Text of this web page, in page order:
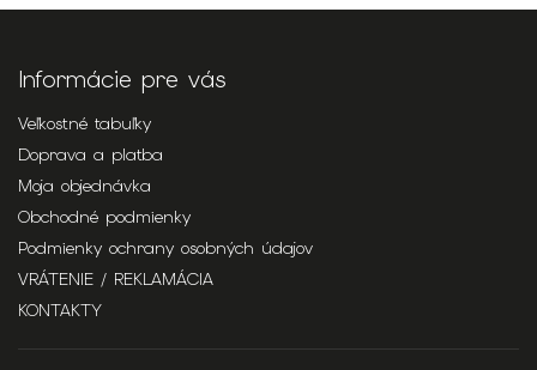
Informácie pre vás
Veľkostné tabuľky
Doprava a platba
Moja objednávka
Obchodné podmienky
Podmienky ochrany osobných údajov
VRÁTENIE / REKLAMÁCIA
KONTAKTY